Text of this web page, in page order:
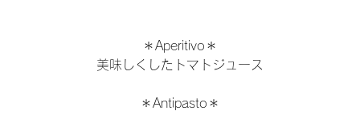
＊Aperitivo＊
美味しくしたトマトジュース
＊Antipasto＊